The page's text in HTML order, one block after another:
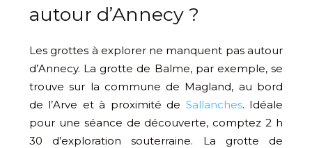
autour d’Annecy ?
Les grottes à explorer ne manquent pas autour
d’Annecy. La grotte de Balme, par exemple, se
trouve sur la commune de Magland, au bord
de l’Arve et à proximité de Sallanches. Idéale
pour une séance de découverte, comptez 2 h
30 d’exploration souterraine. La grotte de